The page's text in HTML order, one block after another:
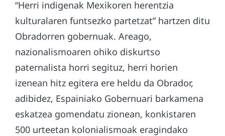
“Herri indigenak Mexikoren herentzia
kulturalaren funtsezko partetzat” hartzen ditu
Obradorren gobernuak. Areago,
nazionalismoaren ohiko diskurtso
paternalista horri segituz, herri horien
izenean hitz egitera ere heldu da Obrador,
adibidez, Espainiako Gobernuari barkamena
eskatzea gomendatu zionean, konkistaren
500 urteetan kolonialismoak eragindako